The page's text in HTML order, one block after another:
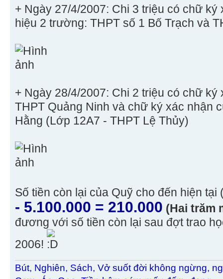
+ Ngày 27/4/2007: Chi 3 triệu có chữ ký
hiệu 2 trường: THPT số 1 Bố Trạch và
+ Ngày 28/4/2007: Chi 2 triệu có chữ
THPT Quảng Ninh và chữ ký xác nhận
Hằng (Lớp 12A7 - THPT Lệ Thủy)
Số tiền còn lại của Quỹ cho đến hiện
- 5.100.000 = 210.000 (Hai trăm
đương với số tiền còn lại sau đợt trao
2006!
Bút, Nghiên, Sách, Vở suốt đời không ngừng,